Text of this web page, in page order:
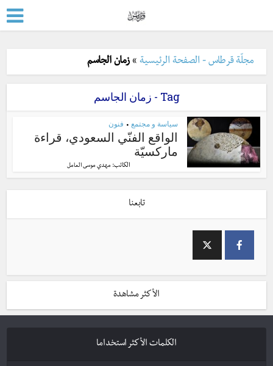
مجلّة قرطاس - الصفحة الرئيسية »زمان الجاسم
Tag - زمان الجاسم
سياسة و مجتمع • فنون
الواقع الفنّي السعودي، قراءة
ماركسيّة
الكاتب:مهدي موسى العامل
تابعنا
الأكثر مشاهدة
الكلمات الأكثر استخداما